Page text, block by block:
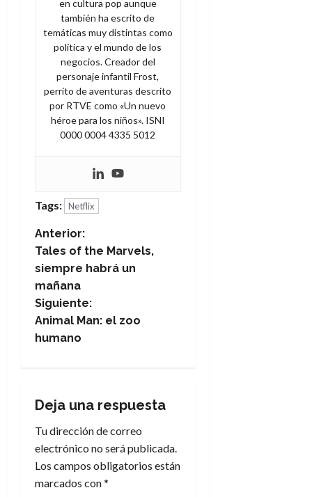
en cultura pop aunque
también ha escrito de
temáticas muy distintas como
política y el mundo de los
negocios. Creador del
personaje infantil Frost,
perrito de aventuras descrito
por RTVE como «Un nuevo
héroe para los niños». ISNI
0000 0004 4335 5012
Tags: Netflix
N
a
v
e
c
i
ó
Anterior:
Tales of the Marvels,
siempre habrá un
mañana
Siguiente:
Animal Man: el zoo
humano
Deja una respuesta
Tu dirección de correo
electrónico no será publicada.
Los campos obligatorios están
marcados con*